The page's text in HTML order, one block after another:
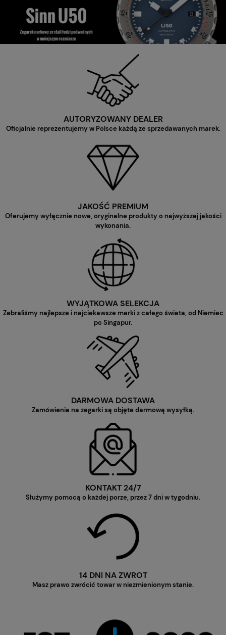
AUTORYZOWANY DEALER
Oficjalnie reprezentujemy w Polsce każdą ze sprzedawanych marek.
JAKOŚĆ PREMIUM
Oferujemy wyłącznie nowe, oryginalne produkty o najwyższej jakości
wykonania.
WYJĄTKOWA SELEKCJA
Zebraliśmy najlepsze i najciekawsze marki z całego świata, od Niemiec
po Singapur.
DARMOWA DOSTAWA
Zamówienia na zegarki są objęte darmową wysyłką.
KONTAKT 24/7
Służymy pomocą o każdej porze, przez 7 dni w tygodniu.
14 DNI NA ZWROT
Masz prawo zwrócić towar w niezmienionym stanie.